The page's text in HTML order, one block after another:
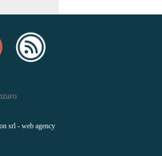
srl - web agency